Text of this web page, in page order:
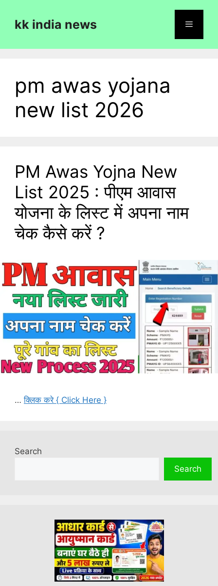
contentkk india news
pm awas yojana
new list 2026
PM Awas Yojna New
List 2025 : पीएम आवास
योजना के लिस्ट में अपना नाम
चेक कैसे करें ?
…क्लिक करे { Click Here }
Search
Search